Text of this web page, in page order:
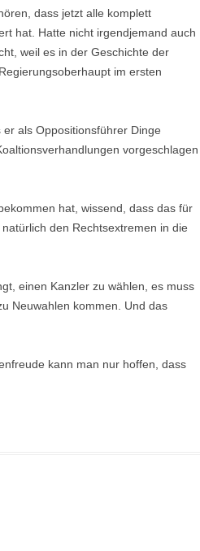
dass jetzt alle komplett
hat. Hatte nicht irgendjemand auch
weil es in der Geschichte der
im ersten
als Oppositionsführer Dinge
vorgeschlagen
hat, wissend, dass das für
den Rechtsextremen in die
einen Kanzler zu wählen, es muss
Neuwahlen kommen. Und das
kann man nur hoffen, dass